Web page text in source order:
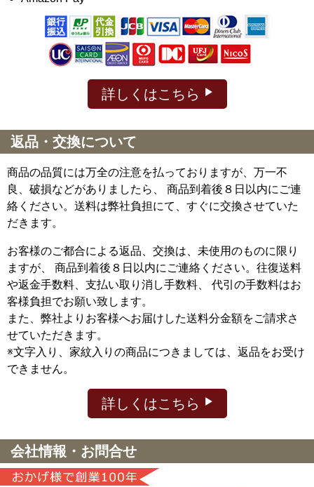
詳しくはこちら
返品・交換について
商品の品質には万全の注意を払っておりますが、万一不
良、破損などがありましたら、 商品到着後８日以内にご連
絡ください。送料は弊社負担にて、すぐに交換させていた
だきます。
お客様のご都合による返品、交換は、未使用のものに限り
ますが、
商品到着後８日以内にご連絡ください。往復送料
や返金手数料、支払い取り消し手数料、 代引の手数料はお
客様負担でお願い致します。
また、弊社よりお客様へお届けした送料分金額をご請求さ
せていただきます。
※文字入り、家紋入りの商品につきましては、返品をお受け
できません。
詳しくはこちら
会社情報・お問合せ